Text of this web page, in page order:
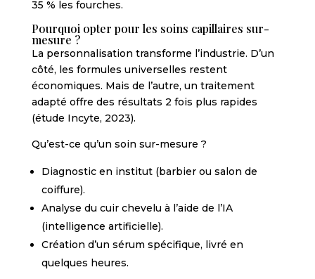
35 % les fourches.
Pourquoi opter pour les soins capillaires sur-
mesure ?
La personnalisation transforme l’industrie. D’un
côté, les formules universelles restent
économiques. Mais de l’autre, un traitement
adapté offre des résultats 2 fois plus rapides
(étude Incyte, 2023).
Qu’est-ce qu’un soin sur-mesure ?
Diagnostic en institut (barbier ou salon de
coiffure).
Analyse du cuir chevelu à l’aide de l’IA
(intelligence artificielle).
Création d’un sérum spécifique, livré en
quelques heures.